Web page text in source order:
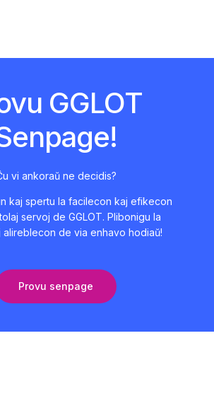
GGLOT
vi ankoraŭ ne decidis?
kaj spertu la facilecon kaj efikecon
servoj de GGLOT. Plibonigu la
alireblecon de via enhavo hodiaŭ!
Provu senpage